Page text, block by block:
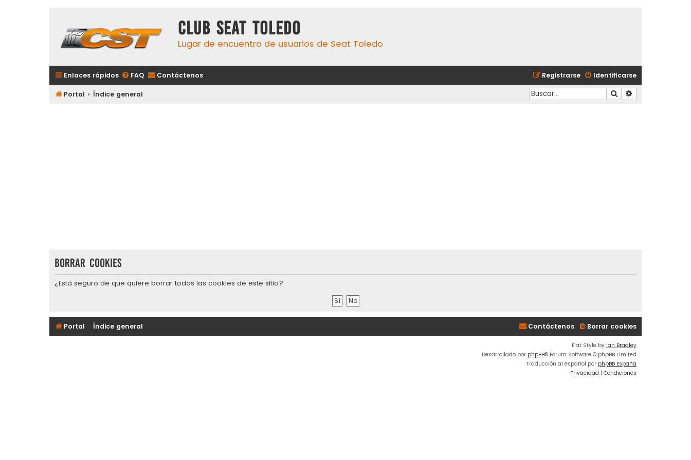
Club Seat Toledo
Lugar de encuentro de usuarios de Seat Toledo
Enlaces rápidos FAQ Contáctenos Identificarse
Registrarse
Portal Índice general Buscar
Borrar cookies
¿Está seguro de que quiere borrar todas las cookies de este sitio?
Portal Índice general Borrar cookies
Contáctenos
Flat Style by Ian Bradley
Desarrollado por phpBB® Forum Software © phpBB Limited
Traducción al español por phpBB España
Privacidad | Condiciones